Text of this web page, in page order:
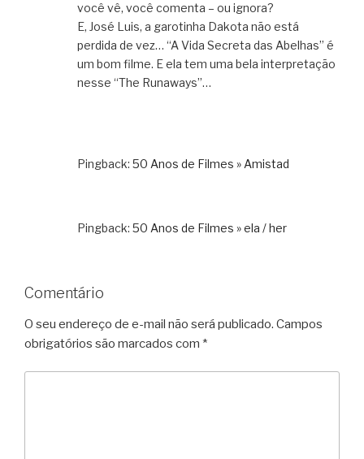
você vê, você comenta – ou ignora?
E, José Luis, a garotinha Dakota não está
perdida de vez… “A Vida Secreta das Abelhas” é
um bom filme. E ela tem uma bela interpretação
nesse “The Runaways”…
Pingback: 50 Anos de Filmes » Amistad
Pingback: 50 Anos de Filmes » ela / her
Comentário
O seu endereço de e-mail não será publicado. Campos
obrigatórios são marcados com *